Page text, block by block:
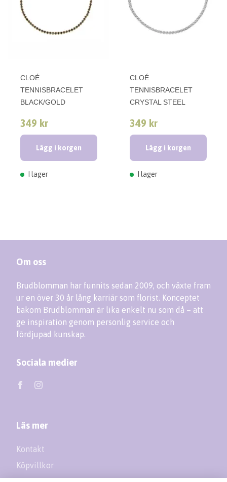
CLOÉ
TENNISBRACELET
BLACK/GOLD
349 kr
Lägg i korgen
I lager
CLOÉ
TENNISBRACELET
CRYSTAL STEEL
349 kr
Lägg i korgen
I lager
Om oss
Brudblomman har funnits sedan 2009, och växte fram
ur en över 30 år lång karriär som florist. Konceptet
bakom Brudblomman är lika enkelt nu som då – att
ge inspiration genom personlig service och
fördjupad kunskap.
Sociala medier
Läs mer
Kontakt
Köpvillkor